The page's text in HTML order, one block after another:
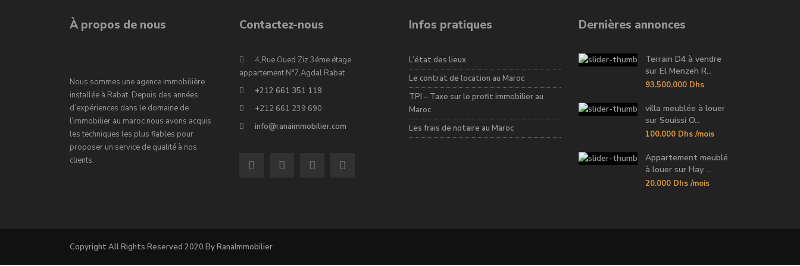
À propos de nous
Nous sommes une agence immobilière
installée à Rabat. Depuis des années
d’expériences dans le domaine de
l’immobilier au maroc nous avons acquis
les techniques les plus fiables pour
proposer un service de qualité à nos
clients.
Contactez-nous
4,Rue Oued Ziz 3éme étage
appartement N°7,Agdal Rabat
+212 661 351 119
+212 661 239 690
info@ranaimmobilier.com
Infos pratiques
L’état des lieux
Le contrat de location au Maroc
TPI – Taxe sur le profit immobilier au
Maroc
Les frais de notaire au Maroc
Dernières annonces
Terrain D4 à vendre
sur El Menzeh R...
93.500.000 Dhs
villa meublée à louer
sur Souissi O...
100.000 Dhs /mois
Appartement meublé
à louer sur Hay ...
20.000 Dhs /mois
Copyright All Rights Reserved 2020 By RanaImmobilier